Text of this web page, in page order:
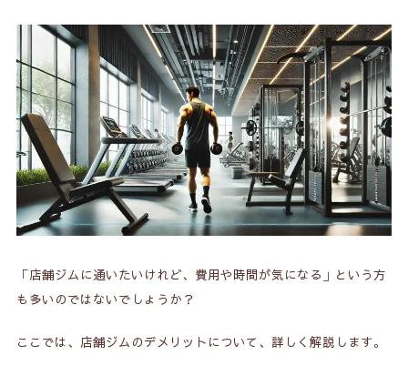
「店舗ジムに通いたいけれど、費用や時間が気になる」という方
も多いのではないでしょうか？
ここでは、店舗ジムのデメリットについて、詳しく解説します。